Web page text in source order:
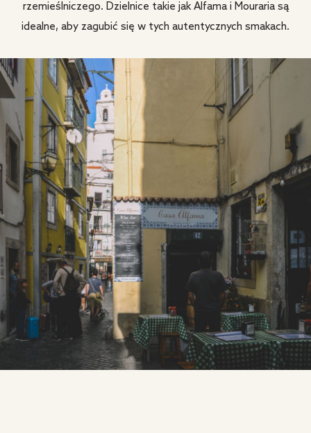
rzemieślniczego. Dzielnice takie jak Alfama i Mouraria są
idealne, aby zagubić się w tych autentycznych smakach.